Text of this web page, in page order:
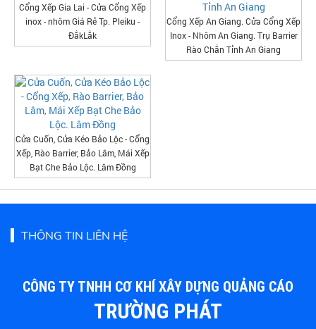
Cổng Xếp Gia Lai - Cửa Cổng Xếp
inox - nhôm Giá Rẻ Tp. Pleiku -
ĐắkLắk
Cổng Xếp An Giang. Cửa Cổng Xếp
Inox - Nhôm An Giang. Trụ Barrier
Rào Chắn Tỉnh An Giang
Cửa Cuốn, Cửa Kéo Bảo Lộc - Cổng
Xếp, Rào Barrier, Bảo Lâm, Mái Xếp
Bạt Che Bảo Lộc. Lâm Đồng
THÔNG TIN LIÊN HỆ
CÔNG TY TNHH CƠ KHÍ XÂY DỰNG QUẢNG CÁO
TRƯỜNG PHÁT